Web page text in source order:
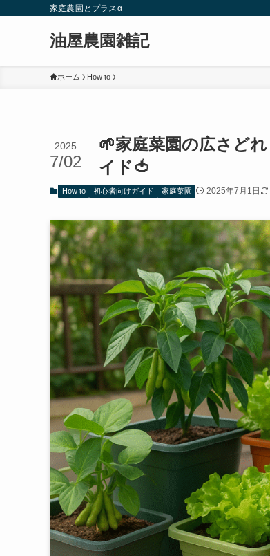
家庭農園とプラスα
油屋農園雑記
ホーム How to
🌱家庭菜園の広さど
イド🍅
2025
7/02
How to 初心者向けガイド 家庭菜園 2025年7月1日